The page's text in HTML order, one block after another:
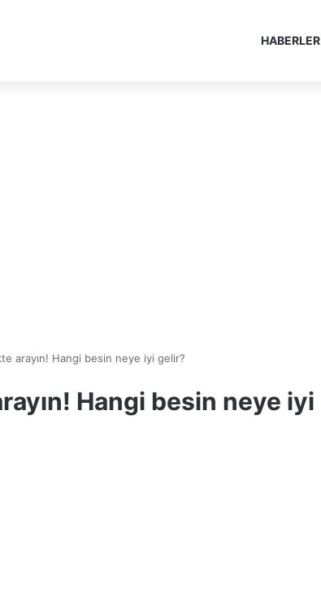
HABERLER
arayın! Hangi besin neye iyi gelir?
Hangi besin neye iyi